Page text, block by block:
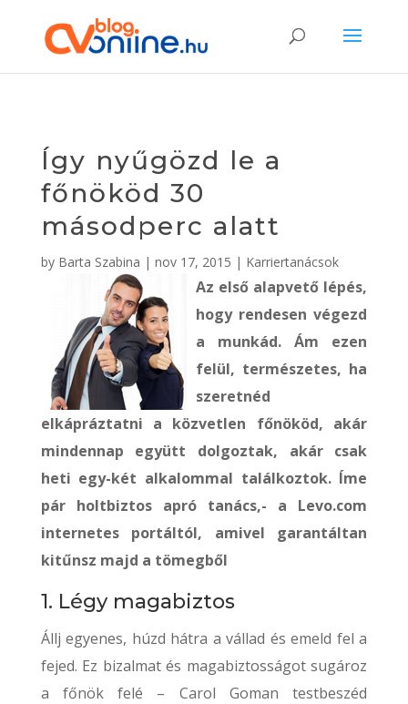
Így nyűgözd le a
főnököd 30
másodperc alatt
by Barta Szabina | nov 17, 2015 | Karriertanácsok
Az első alapvető lépés,
hogy rendesen végezd
a munkád. Ám ezen
felül, természetes, ha
szeretnéd
elkápráztatni a közvetlen főnököd, akár
mindennap együtt dolgoztak, akár csak
heti egy-két alkalommal találkoztok. Íme
pár holtbiztos apró tanács,- a Levo.com
internetes portáltól, amivel garantáltan
kitűnsz majd a tömegből
1. Légy magabiztos
Állj egyenes, húzd hátra a vállad és emeld fel a
fejed. Ez bizalmat és magabiztosságot sugároz
a főnök felé – Carol Goman testbeszéd